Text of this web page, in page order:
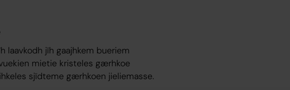
jïh gaajhkem bueriem
mietie kristeles gærhkoe
sjïdteme gærhkoen jieliemasse.